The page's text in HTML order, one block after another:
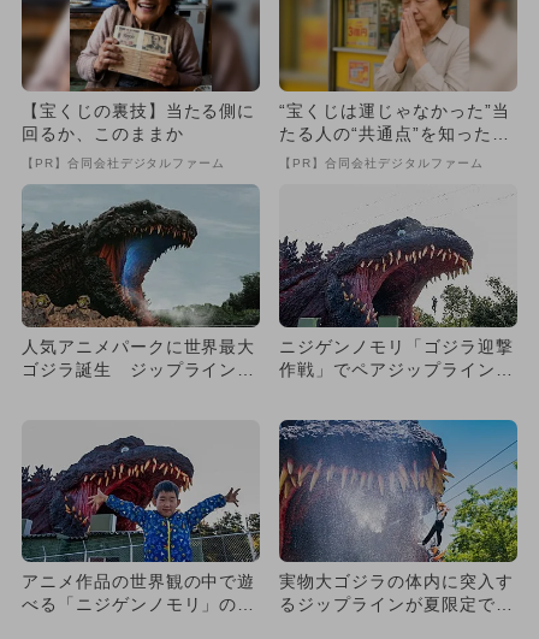
【宝くじの裏技】当たる側に
回るか、このままか
【PR】合同会社デジタルファーム
“宝くじは運じゃなかった”当
たる人の“共通点”を知っただ
け
【PR】合同会社デジタルファーム
人気アニメパークに世界最大
ゴジラ誕生 ジップラインで
ニジゲンノモリ「ゴジラ迎撃
作戦」でペアジップライン開
アニメ作品の世界観の中で遊
べる「ニジゲンノモリ」の魅
実物大ゴジラの体内に突入す
るジップラインが夏限定でび